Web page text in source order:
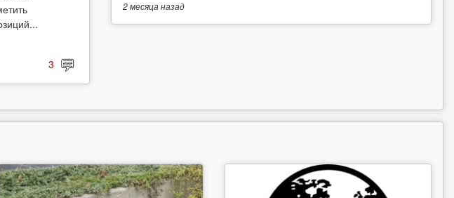
3
2 месяца назад